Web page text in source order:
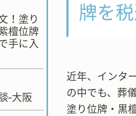
！塗り
檀位牌
手に入
‐大阪
牌を
近年、インタ
の中でも、葬
塗り位牌・黒